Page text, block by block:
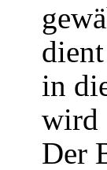
in
wird
Der